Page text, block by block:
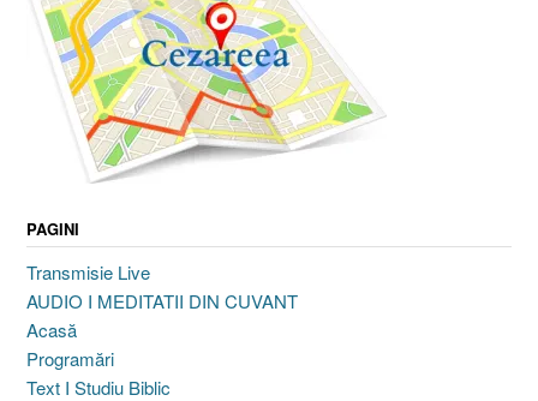
PAGINI
Transmisie Live
AUDIO I MEDITATII DIN CUVANT
Acasă
Programări
Text I Studiu Biblic